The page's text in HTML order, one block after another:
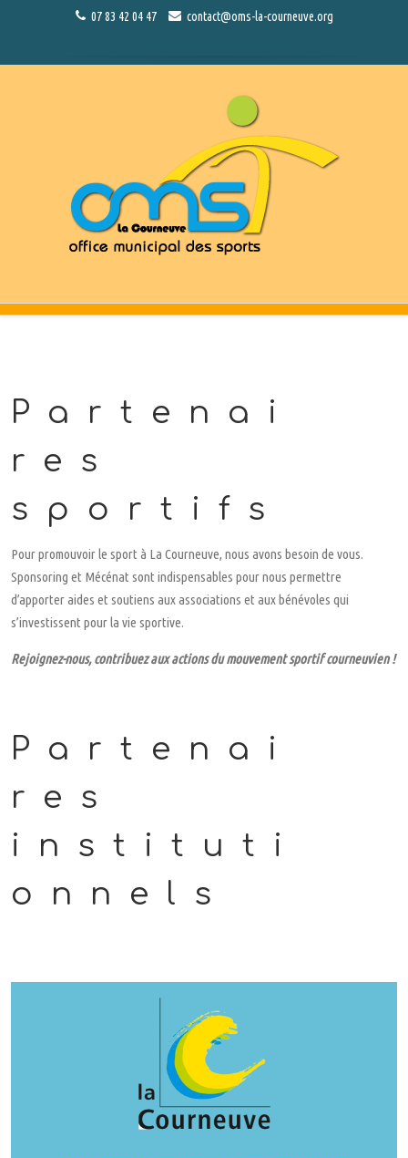
07 83 42 04 47 contact@oms-la-courneuve.org
Partenai
res
sportifs
Pour promouvoir le sport à La Courneuve, nous avons besoin de vous.
Sponsoring et Mécénat sont indispensables pour nous permettre
d’apporter aides et soutiens aux associations et aux bénévoles qui
s’investissent pour la vie sportive.
Rejoignez-nous, contribuez aux actions du mouvement sportif courneuvien !
Partenai
res
instituti
onnels